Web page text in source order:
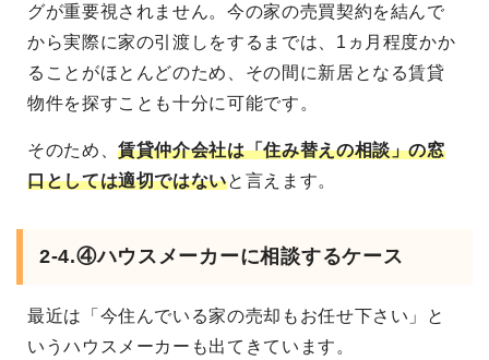
グが重要視されません。今の家の売買契約を結んで
から実際に家の引渡しをするまでは、1ヵ月程度かか
ることがほとんどのため、その間に新居となる賃貸
物件を探すことも十分に可能です。
そのため、賃貸仲介会社は「住み替えの相談」の窓
口としては適切ではないと言えます。
2-4.④ハウスメーカーに相談するケース
最近は「今住んでいる家の売却もお任せ下さい」と
いうハウスメーカーも出てきています。